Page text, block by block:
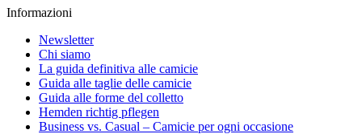
Informazioni
Newsletter
Chi siamo
La guida definitiva alle camicie
Guida alle taglie delle camicie
Guida alle forme del colletto
Hemden richtig pflegen
Business vs. Casual – Camicie per ogni occasione